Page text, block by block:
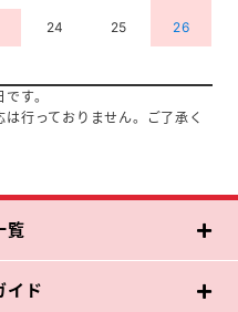
24 25 26
す。
行っておりません。ご了承く
覧
イド